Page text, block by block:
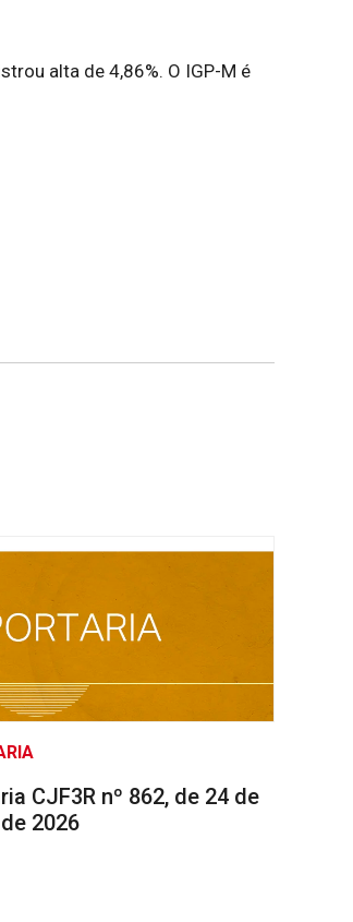
alta de 4,86%. O IGP-M é
CJF3R nº 862, de 24 de
2026